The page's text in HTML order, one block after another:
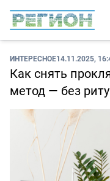
ИНТЕРЕСНОЕ14.11.2025,
Как снять
метод — без